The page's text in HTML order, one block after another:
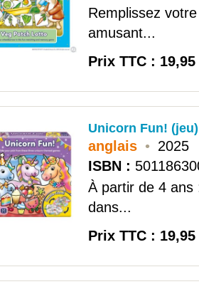
Remplissez
amusant...
Prix TTC : 19,95
Unicorn Fun! (jeu)
anglais • 2025
ISBN :
À partir de 4 ans
dans...
Prix TTC : 19,95